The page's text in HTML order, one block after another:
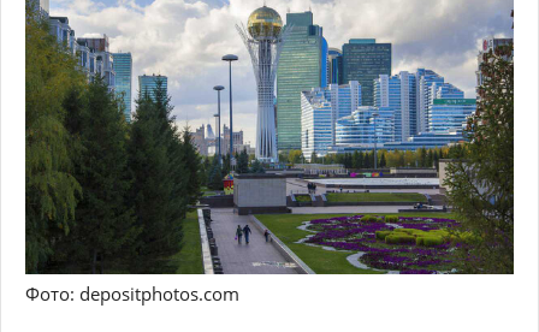
Фото: depositphotos.com